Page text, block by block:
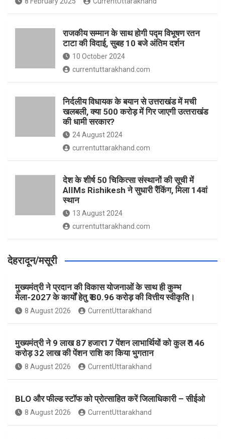
o
o
A
p
p
राजकीय सम्मान के साथ होगी पद्म विभूषण रतन
टाटा की विदाई, सुबह 10 बजे अंतिम दर्शन
10 October 2024
currentuttarakhand.com
निर्दलीय विधायक के बयान से उत्तराखंड में मची
खलबली, क्‍या 500 करोड़ में गिर जाएगी उत्‍तराखंड
की धामी सरकार?
24 August 2024
currentuttarakhand.com
देश के शीर्ष 50 चिकित्सा संस्थानों की सूची में
AIIMs Rishikesh ने सुधारी रैंकिंग, मिला 14वां
स्थान
13 August 2024
currentuttarakhand.com
देहरादून/मसूरी
मुख्यमंत्री ने प्रदान की विकास योजनाओं के साथ ही कुम्भ
मेला-2027 के कार्यों हेतु ₹ 80.96 करोड़ की वित्तीय स्वीकृति।
8 August 2026 CurrentUttarakhand
मुख्यमंत्री ने 9 लाख 87 हजार17 पेंशन लाभार्थियों को कुल ₹ 146
करोड़ 32 लाख की पेंशन राशि का किया भुगतान
8 August 2026 CurrentUttarakhand
BLO और फील्ड स्टॉफ को प्रोत्साहित करें जिलाधिकारी – सीईओ
8 August 2026 CurrentUttarakhand